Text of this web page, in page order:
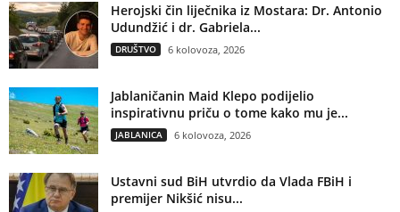
Herojski čin liječnika iz Mostara: Dr. Antonio
Udundžić i dr. Gabriela...
DRUŠTVO 6 kolovoza, 2026
Jablaničanin Maid Klepo podijelio
inspirativnu priču o tome kako mu je...
JABLANICA 6 kolovoza, 2026
Ustavni sud BiH utvrdio da Vlada FBiH i
premijer Nikšić nisu...